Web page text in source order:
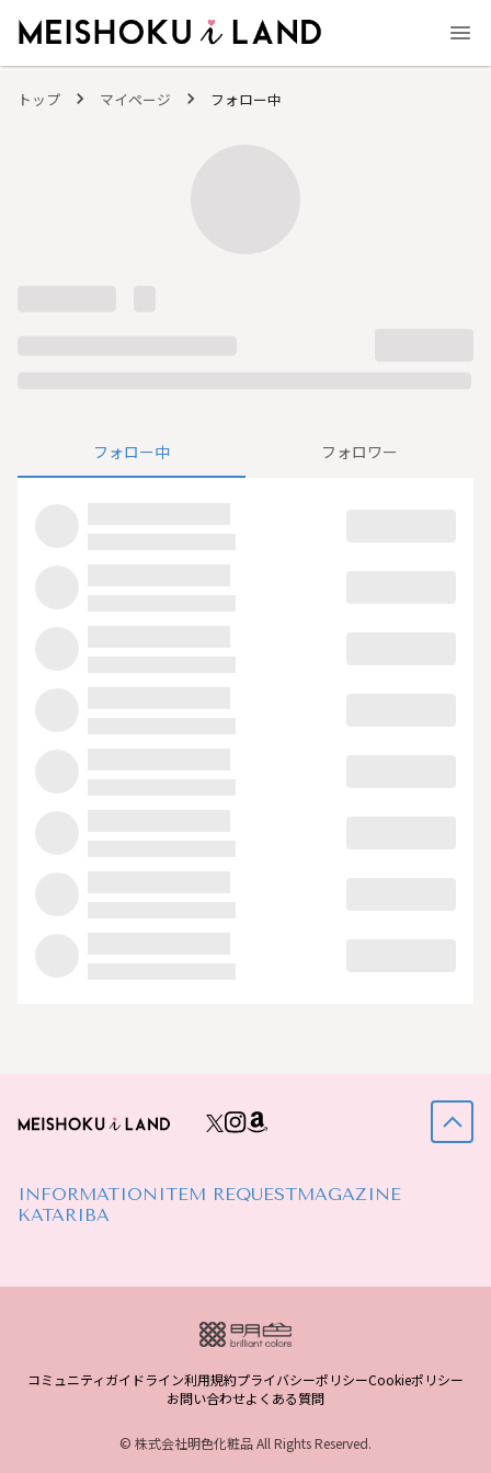
トップ マイページ フォロー中
フォロー中 フォロワー
INFORMATION ITEM REQUESTMAGAZINE
KATARIBA
コミュニティガイドライン利用規約プライバシーポリシーCookieポリシー
お問い合わせよくある質問
© 株式会社明色化粧品 All Rights Reserved.